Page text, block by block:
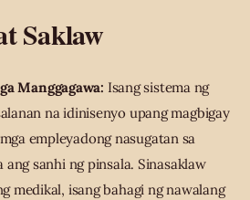
Saklaw
Manggagawa: Isang sistema ng
na idinisenyo upang magbigay
empleyadong nasugatan sa
sanhi ng pinsala. Sinasaklaw
medikal, isang bahagi ng nawalang